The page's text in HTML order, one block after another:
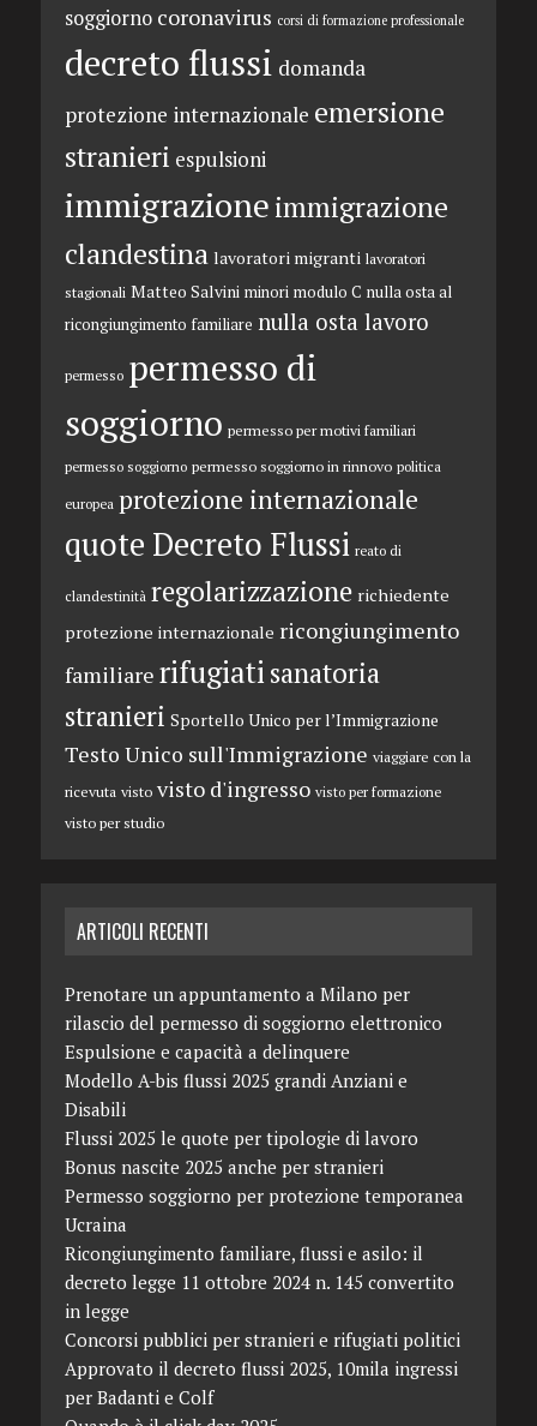
soggiorno coronavirus corsi di formazione professionale
decreto flussi domanda
protezione internazionale emersione
stranieri espulsioni
immigrazioneimmigrazione
clandestina lavoratori migranti lavoratori
stagionali Matteo Salvini minori modulo C nulla osta al
ricongiungimento familiare nulla osta lavoro
permesso permesso di
soggiorno permesso per motivi familiari
permesso soggiorno permesso soggiorno in rinnovo politica
europea protezione internazionale
quote Decreto Flussi reato di
clandestinità regolarizzazione richiedente
protezione internazionale ricongiungimento
familiare rifugiati sanatoria
stranieri Sportello Unico per l’Immigrazione
Testo Unico sull'Immigrazione viaggiare con la
ricevuta visto visto d'ingresso visto per formazione
visto per studio
ARTICOLI RECENTI
Prenotare un appuntamento a Milano per
rilascio del permesso di soggiorno elettronico
Espulsione e capacità a delinquere
Modello A-bis flussi 2025 grandi Anziani e
Disabili
Flussi 2025 le quote per tipologie di lavoro
Bonus nascite 2025 anche per stranieri
Permesso soggiorno per protezione temporanea
Ucraina
Ricongiungimento familiare, flussi e asilo: il
decreto legge 11 ottobre 2024 n. 145 convertito
in legge
Concorsi pubblici per stranieri e rifugiati politici
Approvato il decreto flussi 2025, 10mila ingressi
per Badanti e Colf